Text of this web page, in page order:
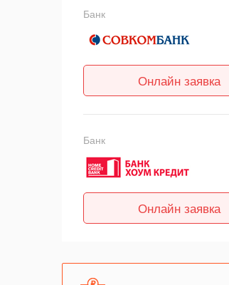
Банк
Онлайн заявка
Банк
Онлайн заявка